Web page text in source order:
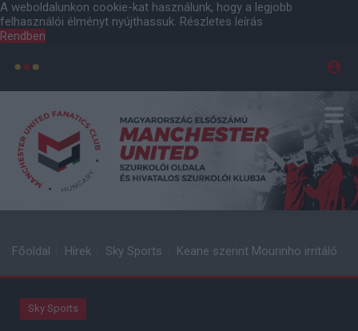
A weboldalunkon cookie-kat használunk, hogy a legjobb
felhasználói élményt nyújthassuk. Részletes leírás
Rendben
Főoldal Hírek Sky Sports Keane szerint Mourinho irritáló
Sky Sports